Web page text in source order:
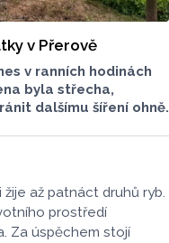
v Přerově
v ranních hodinách
byla střecha,
dalšímu šíření ohně.
až patnáct druhů ryb.
prostředí
Za úspěchem stojí